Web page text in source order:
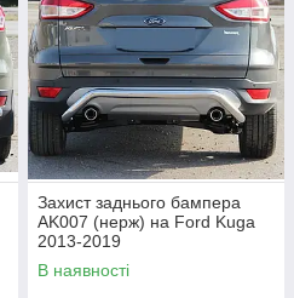
Захист заднього бампера
AK007 (нерж) на Ford Kuga
2013-2019
В наявності